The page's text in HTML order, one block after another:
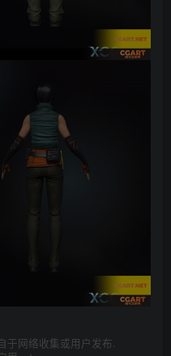
于网络收集或用户发布.